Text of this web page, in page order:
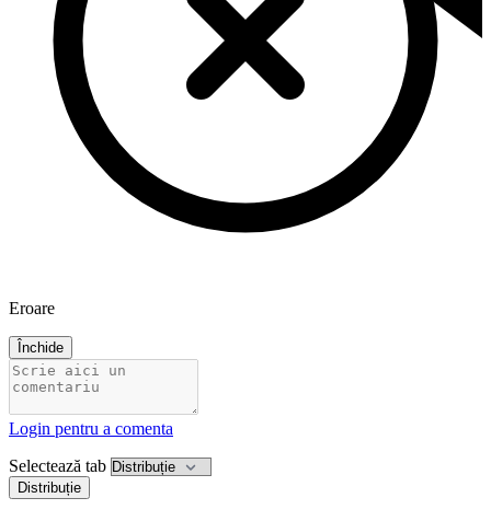
Eroare
Închide
Login pentru a comenta
Selectează tab
Distribuție